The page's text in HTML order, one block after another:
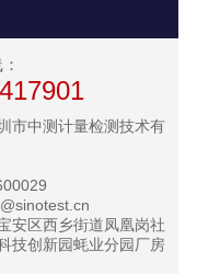
市中测计量检测技术有
安区西乡街道凤凰岗社
技创新园蚝业分园厂房